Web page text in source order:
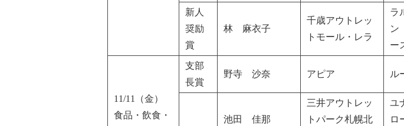
新人
奨励
賞
林 麻衣子
千歳アウトレッ
トモール・レラ
ラ
ン
ー
11/11（金）
食品・飲食・
支部
長賞
野寺 沙奈 アピア ル
池田 佳那
三井アウトレッ
トパーク札幌北
ユ
ロ